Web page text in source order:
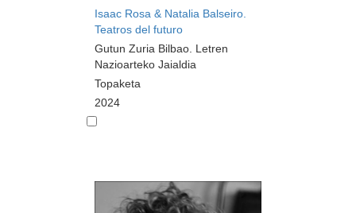
Isaac Rosa & Natalia Balseiro.
Teatros del futuro
Gutun Zuria Bilbao. Letren
Nazioarteko Jaialdia
Topaketa
2024